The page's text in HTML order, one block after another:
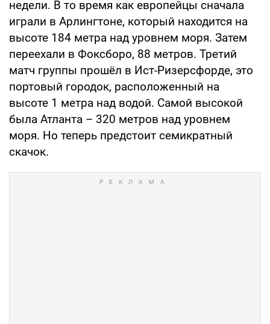
недели. В то время как европейцы сначала
играли в Арлингтоне, который находится на
высоте 184 метра над уровнем моря. Затем
переехали в Фоксборо, 88 метров. Третий
матч группы прошёл в Ист-Ризерсфорде, это
портовый городок, расположенный на
высоте 1 метра над водой. Самой высокой
была Атланта – 320 метров над уровнем
моря. Но теперь предстоит семикратный
скачок.